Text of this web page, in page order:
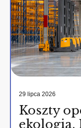
29 lipca 2026
Koszty
ekologia.